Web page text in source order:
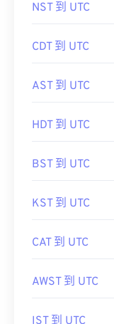
NST 到 UTC
CDT 到 UTC
AST 到 UTC
HDT 到 UTC
BST 到 UTC
KST 到 UTC
CAT 到 UTC
AWST 到 UTC
IST 到 UTC